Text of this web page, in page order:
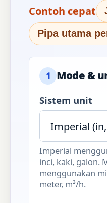
Contoh cepat
Pipa utama
1 Mode &
Sistem unit
Imperial
inci, kaki, galon.
menggunakan
meter, m³/h.